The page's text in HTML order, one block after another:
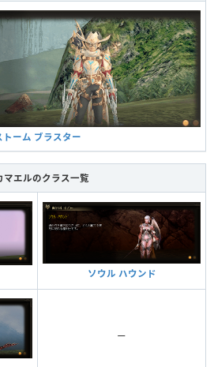
トーム ブラスター
マエルのクラス一覧
ソウル ハウンド
ー